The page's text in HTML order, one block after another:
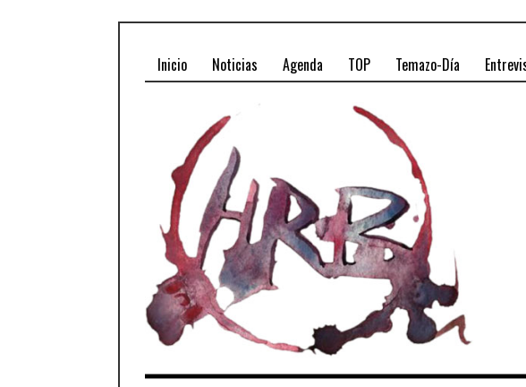
Inicio Noticias Agenda TOP Temazo-Día